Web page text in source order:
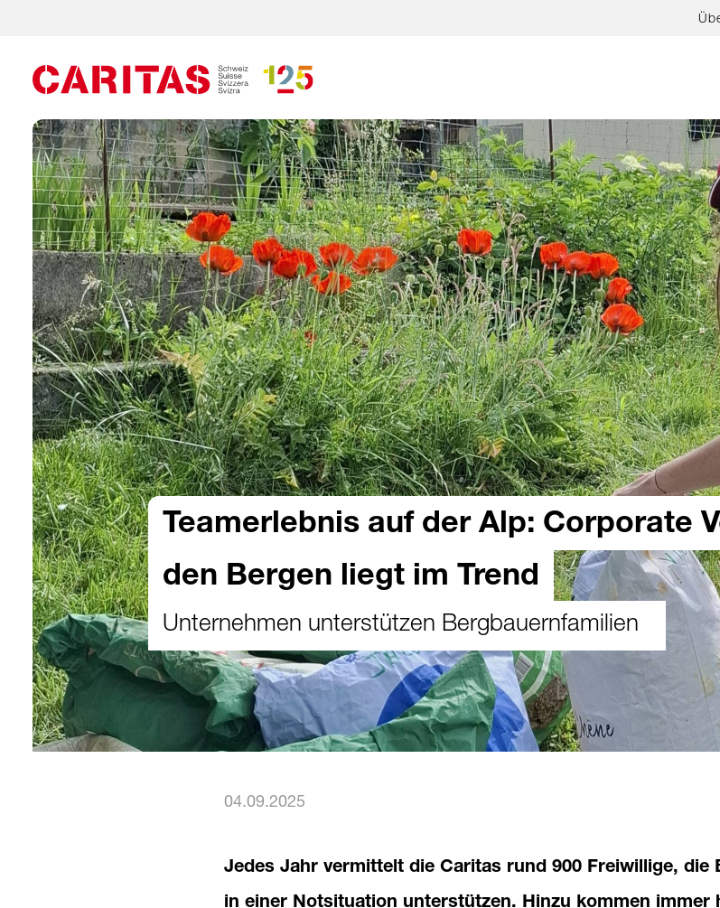
Zum
Teamerlebnis auf der Alp: Corporate
den Bergen liegt im Trend
Unternehmen unterstützen Bergbauernfamilien
04.09.2025
Jedes Jahr vermittelt die Caritas rund 900 Freiwillige, die
in einer Notsituation unterstützen. Hinzu kommen immer